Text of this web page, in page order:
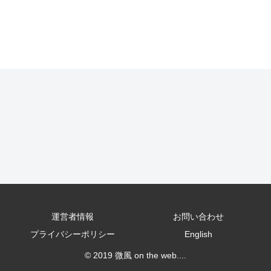
運営者情報
お問い合わせ
プライバシーポリシー
English
© 2019 微風 on the web....